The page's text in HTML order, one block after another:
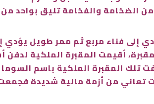
والفخامة تليق بواحد من
إلى فناء مربع ثم ممر طويل يؤدي
أقيمت المقبرة الملكية لدفن
تلك المقبرة الملكية باسم
تعاني من أزمة مالية شديدة